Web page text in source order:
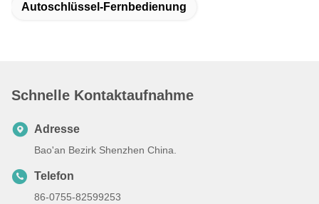
Autoschlüssel-Fernbedienung
Schnelle Kontaktaufnahme
Adresse
Bao'an Bezirk Shenzhen China.
Telefon
86-0755-82599253